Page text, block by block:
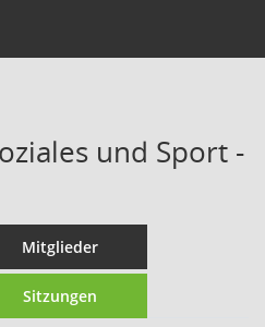
und Sport -
Mitglieder
Sitzungen